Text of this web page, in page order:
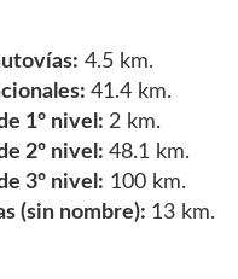
4.5 km.
41.4 km.
1º nivel: 2 km.
2º nivel: 48.1 km.
3º nivel: 100 km.
(sin nombre): 13 km.